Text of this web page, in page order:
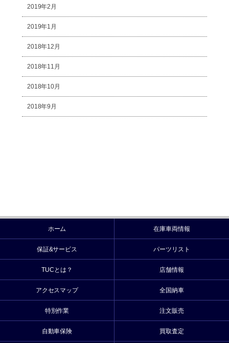
2019年2月
2019年1月
2018年12月
2018年11月
2018年10月
2018年9月
ホーム 在庫車両情報
保証&サービス パーツリスト
TUCとは？ 店舗情報
アクセスマップ 全国納車
特別作業 注文販売
自動車保険 買取査定